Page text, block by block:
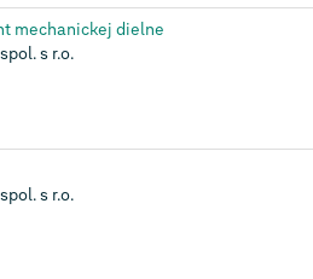
mechanickej dielne
s r.o.
s r.o.